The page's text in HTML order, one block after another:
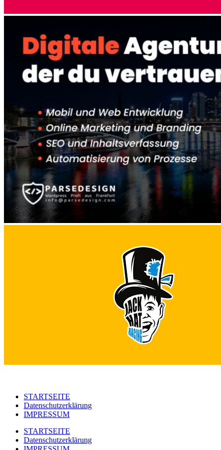
STARTSEITE
Datenschutzerklärung
IMPRESSUM
STARTSEITE
Datenschutzerklärung